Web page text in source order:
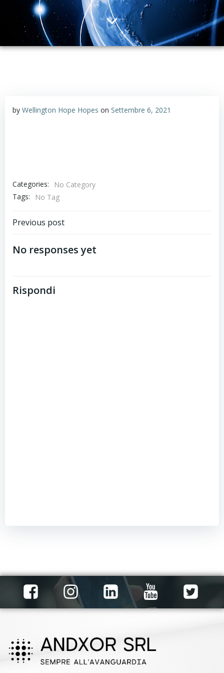
by Wellington Hope Hopes on Settembre 6, 2021
Categories:
No Category
Tags:
No Tag
Post
navigation
Previous post
No responses yet
Rispondi